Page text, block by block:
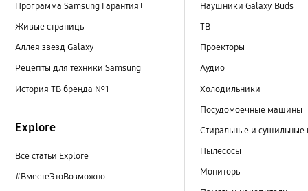
Программа Samsung Гарантия+
Живые страницы
Аллея звезд Galaxy
Рецепты для техники Samsung
История ТВ бренда №1
Explore
Все статьи Explore
#ВместеЭтоВозможно
Наушники Galaxy Buds
ТВ
Проекторы
Аудио
Холодильники
Посудомоечные машины
Стиральные и
Пылесосы
Мониторы